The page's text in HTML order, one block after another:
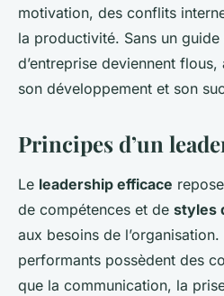
motivation, des conflits
la productivité. Sans un
d’entreprise deviennent
son développement et son
Principes d’un
Le leadership efficace
de compétences et de styles
aux besoins de
performants possèdent des
que la communication, la